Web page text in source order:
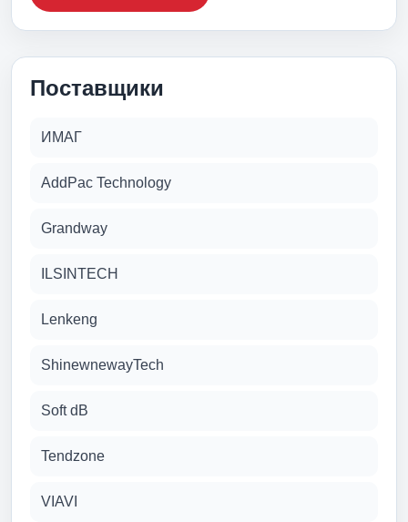
Поставщики
ИМАГ
AddPac Technology
Grandway
ILSINTECH
Lenkeng
ShinewnewayTech
Soft dB
Tendzone
VIAVI